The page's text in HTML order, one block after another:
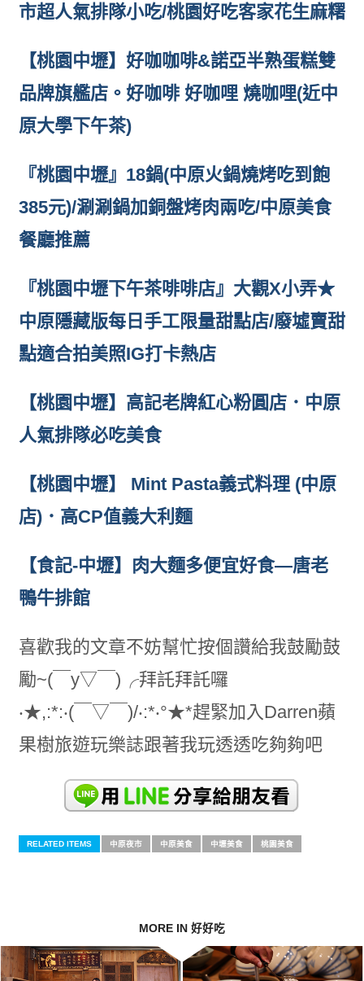
市超人氣排隊小吃/桃園好吃客家花生麻糬
【桃園中壢】好咖咖啡&諾亞半熟蛋糕雙
品牌旗艦店。好咖啡 好咖哩 燒咖哩(近中
原大學下午茶)
『桃園中壢』18鍋(中原火鍋燒烤吃到飽
385元)/涮涮鍋加銅盤烤肉兩吃/中原美食
餐廳推薦
『桃園中壢下午茶啡啡店』大觀X小弄★
中原隱藏版每日手工限量甜點店/廢墟賣甜
點適合拍美照IG打卡熱店
【桃園中壢】高記老牌紅心粉圓店．中原
人氣排隊必吃美食
【桃園中壢】 Mint Pasta義式料理 (中原
店)．高CP值義大利麵
【食記-中壢】肉大麵多便宜好食—唐老
鴨牛排館
喜歡我的文章不妨幫忙按個讚給我鼓勵鼓
勵~(￣y▽￣)╭拜託拜託囉
‧★,:*:‧(￣▽￣)/‧:*‧°★*趕緊加入Darren蘋
果樹旅遊玩樂誌跟著我玩透透吃夠夠吧
RELATED ITEMS 中原夜市 中原美食 中壢美食 桃園美食
MORE IN 好好吃